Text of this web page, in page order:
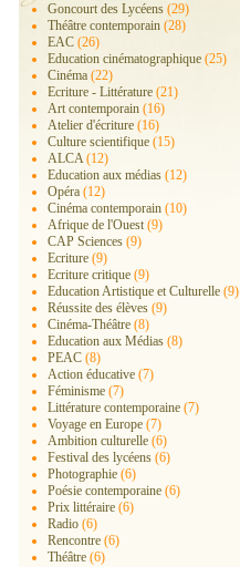
Goncourt des Lycéens (29)
Théâtre contemporain (28)
EAC (26)
Education cinématographique (25)
Cinéma (22)
Ecriture - Littérature (21)
Art contemporain (16)
Atelier d'écriture (16)
Culture scientifique (15)
ALCA(12)
Education aux médias (12)
Opéra (12)
Cinéma contemporain (10)
Afrique de l'Ouest (9)
CAP Sciences (9)
Ecriture (9)
Ecriture critique (9)
Education Artistique et Culturelle (9)
Réussite des élèves (9)
Cinéma-Théâtre (8)
Education aux Médias (8)
PEAC (8)
Action éducative (7)
Féminisme (7)
Littérature contemporaine (7)
Voyage en Europe (7)
Ambition culturelle (6)
Festival des lycéens (6)
Photographie (6)
Poésie contemporaine (6)
Prix littéraire (6)
Radio (6)
Rencontre (6)
Théâtre (6)